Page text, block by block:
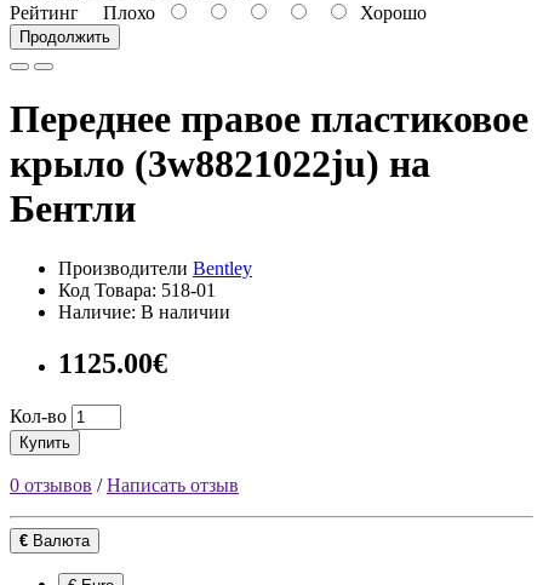
Рейтинг Плохо Хорошо
Продолжить
Переднее правое пластиковое
крыло (3w8821022ju) на
Бентли
Производители Bentley
Код Товара: 518-01
Наличие: В наличии
1125.00€
Кол-во
Купить
0 отзывов /Написать отзыв
€ Валюта